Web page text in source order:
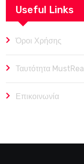
Useful Links
Όροι Χρήσης
Ταυτότητα
Επικοινωνία